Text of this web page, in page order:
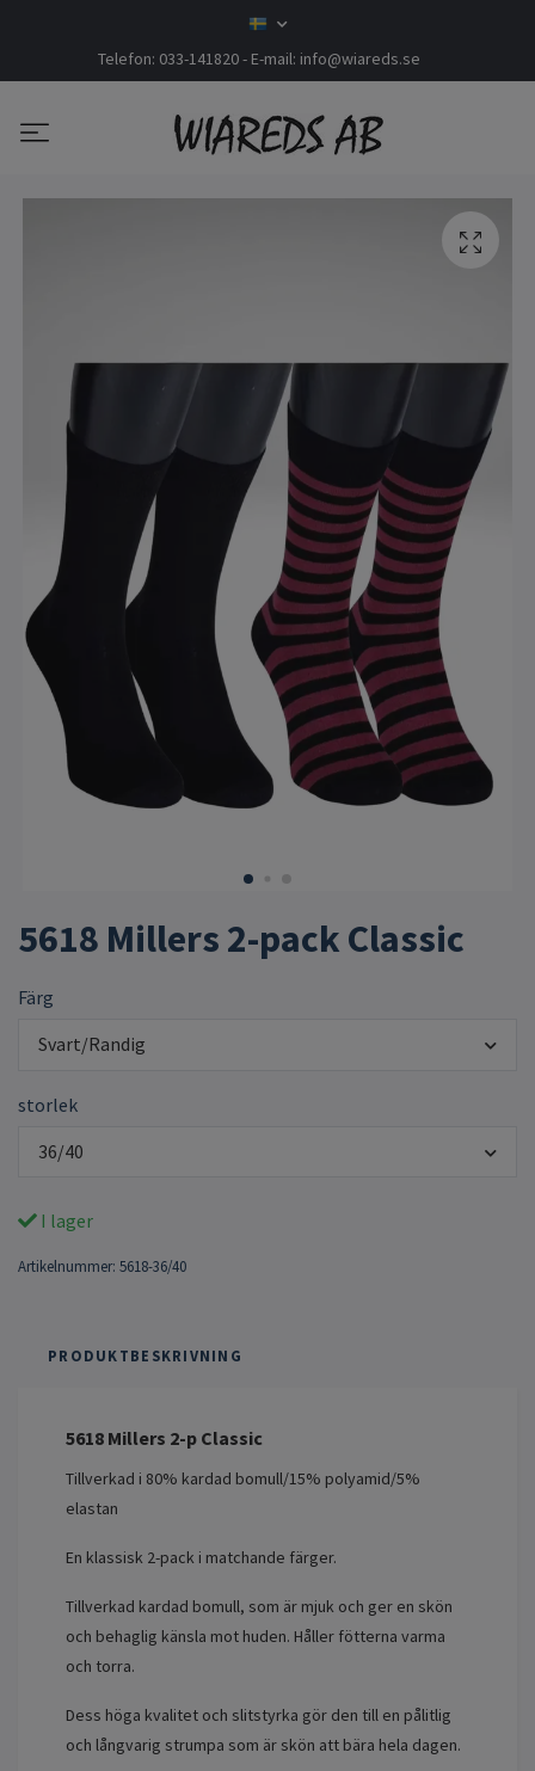
Telefon: 033-141820 - E-mail: info@wiareds.se
5618 Millers 2-pack Classic
Färg
Svart/Randig
storlek
36/40
I lager
Artikelnummer: 5618-36/40
PRODUKTBESKRIVNING
5618 Millers 2-p Classic
Tillverkad i 80% kardad bomull/15% polyamid/5%
elastan
En klassisk 2-pack i matchande färger.
Tillverkad kardad bomull, som är mjuk och ger en skön
och behaglig känsla mot huden. Håller fötterna varma
och torra.
Dess höga kvalitet och slitstyrka gör den till en pålitlig
och långvarig strumpa som är skön att bära hela dagen.